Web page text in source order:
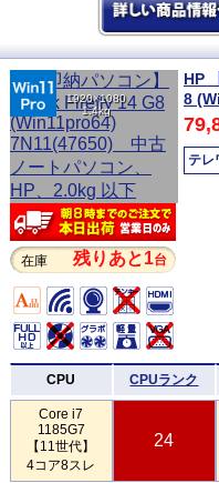
1920×1080
1.4kg
在庫 残りあと1台
HP
8
テレ
CPU CPUランク
Core i7
1185G7
【11世代】
4コア8スレ
24